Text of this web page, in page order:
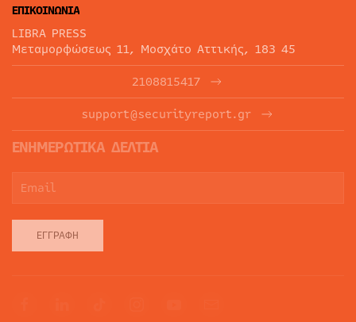
ΕΠΙΚΟΙΝΩΝΙΑ
LIBRA PRESS
Μεταμορφώσεως 11, Μοσχάτο Αττικής, 183 45
2108815417
support@securityreport.gr
ΕΝΗΜΕΡΩΤΙΚΑ ΔΕΛΤΙΑ
ΕΓΓΡΑΦΉ